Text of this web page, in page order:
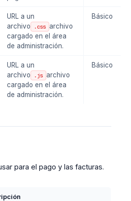
URL a un
archivo
.css archivo
cargado en el área
de administración.
Básico
URL a un
archivo
.js archivo
cargado en el área
de administración.
Básico
para el pago y las facturas.